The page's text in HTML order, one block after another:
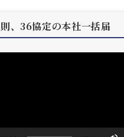
、36協定の本社一括届